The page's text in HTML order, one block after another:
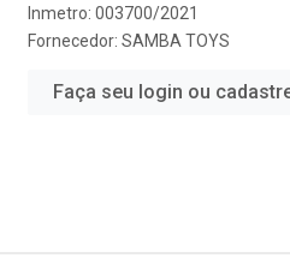
Inmetro: 003700/2021
Fornecedor: SAMBA TOYS
Faça seu login ou